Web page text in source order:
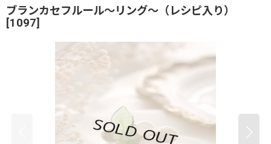
ブランカセフルール〜リング〜（レシピ入り）
[1097]